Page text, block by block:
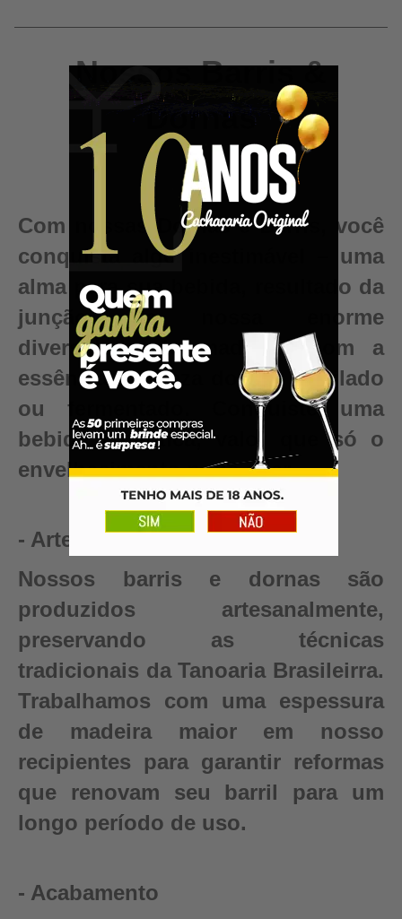
Nossos Barris &
Dornas
Com nossas Dornas e Barris, você
conquista algo inestimável – uma
alma para sua bebida, resultado da
junção da nossa enorme
diversidade de madeiras com a
essência e pureza do seu destilado
ou fermentado. Conquiste uma
bebida autêntica, valor que só o
envelhecimento pode criar.
- Artesanal
Nossos barris e dornas são
produzidos artesanalmente,
preservando as técnicas
tradicionais da Tanoaria Brasileirra.
Trabalhamos com uma espessura
de madeira maior em nosso
recipientes para garantir reformas
que renovam seu barril para um
longo período de uso.
- Acabamento